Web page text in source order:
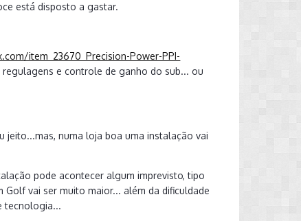
está disposto a gastar.
item_23670_Precision-Power-PPI-
e controle de ganho do sub... ou
numa loja boa uma instalação vai
pode acontecer algum imprevisto, tipo
vai ser muito maior... além da dificuldade
tecnologia...